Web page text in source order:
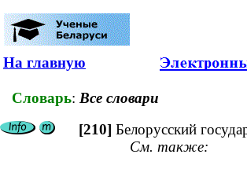
На главную
Словарь: Все словари
[210] Белорусский
См. также: